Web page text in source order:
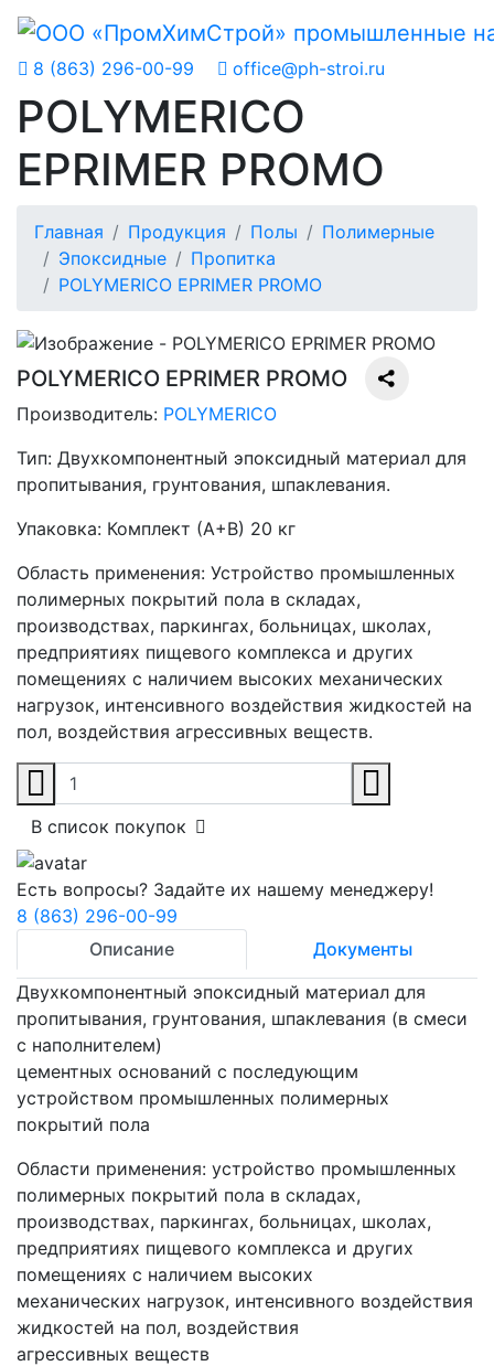
8 (863) 296-00-99 office@ph-stroi.ru
POLYMERICO
EPRIMER PROMO
Главная Продукция Полы
Полимерные
Эпоксидные
Пропитка
POLYMERICO EPRIMER PROMO
POLYMERICO EPRIMER PROMO
Производитель: POLYMERICO
Тип: Двухкомпонентный эпоксидный материал для
пропитывания, грунтования, шпаклевания.
Упаковка: Комплект (А+В) 20 кг
Область применения: Устройство промышленных
полимерных покрытий пола в складах,
производствах, паркингах, больницах, школах,
предприятиях пищевого комплекса и других
помещениях с наличием высоких механических
нагрузок, интенсивного воздействия жидкостей на
пол, воздействия агрессивных веществ.
В список покупок
Есть вопросы? Задайте их нашему менеджеру!
8 (863) 296-00-99
Описание
Документы
Двухкомпонентный эпоксидный материал для
пропитывания, грунтования, шпаклевания (в смеси
с наполнителем)
цементных оснований с последующим
устройством промышленных полимерных
покрытий пола
Области применения: устройство промышленных
полимерных покрытий пола в складах,
производствах, паркингах, больницах, школах,
предприятиях пищевого комплекса и других
помещениях с наличием высоких
механических нагрузок, интенсивного воздействия
жидкостей на пол, воздействия
агрессивных веществ